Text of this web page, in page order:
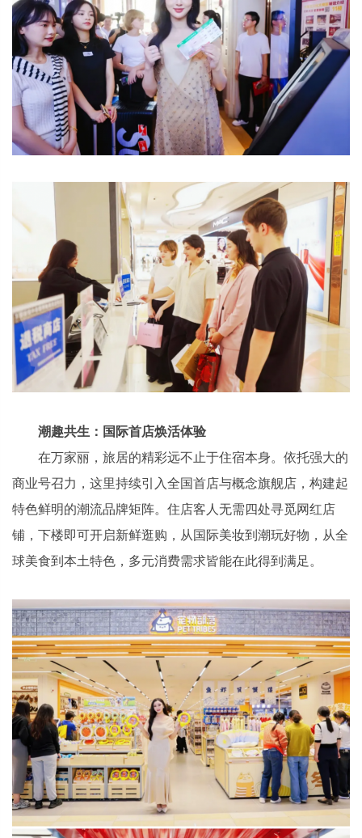
潮趣共生：国际首店焕活体验
在万家丽，旅居的精彩远不止于住宿本身。依托强大的
商业号召力，这里持续引入全国首店与概念旗舰店，构建起
特色鲜明的潮流品牌矩阵。住店客人无需四处寻觅网红店
铺，下楼即可开启新鲜逛购，从国际美妆到潮玩好物，从全
球美食到本土特色，多元消费需求皆能在此得到满足。